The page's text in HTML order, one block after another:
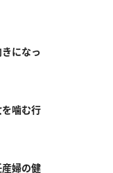
になっ
噛む行
産婦の健